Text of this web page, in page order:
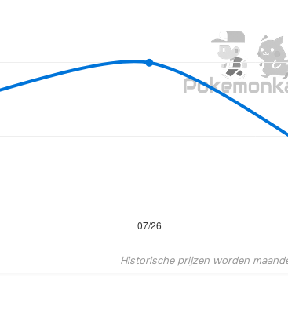
Historische prijzen worden